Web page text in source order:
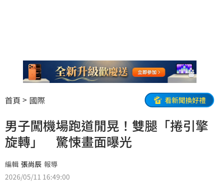
首頁 國際 看新聞換好禮
男子闖機場跑道閒晃！雙腿「捲引擎
旋轉」 驚悚畫面曝光
編輯 張尚辰 報導
2026/05/11 16:49:00